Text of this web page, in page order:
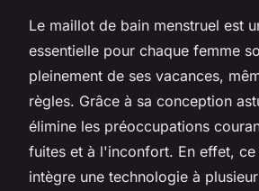
Le maillot de bain menstruel est
essentielle pour chaque femme
pleinement de ses vacances,
règles. Grâce à sa conception
élimine les préoccupations
fuites et à l'inconfort. En effet,
intègre une technologie à